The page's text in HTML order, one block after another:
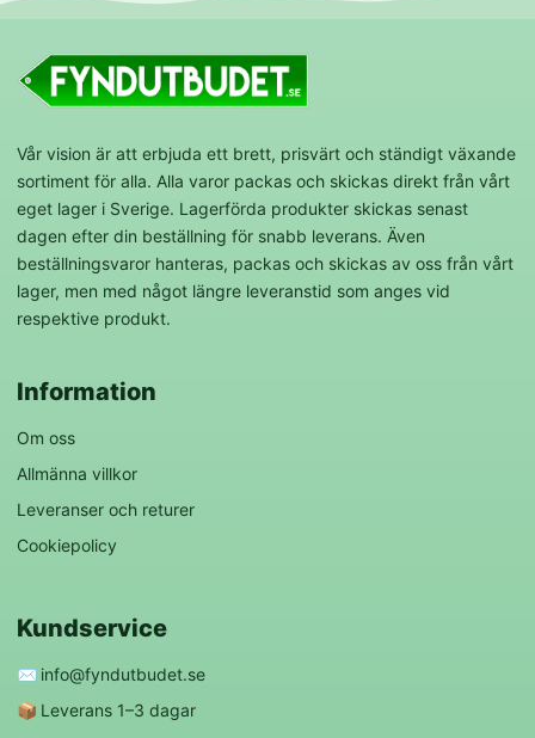
Vår vision är att erbjuda ett brett, prisvärt och ständigt växande
sortiment för alla. Alla varor packas och skickas direkt från vårt
eget lager i Sverige. Lagerförda produkter skickas senast
dagen efter din beställning för snabb leverans. Även
beställningsvaror hanteras, packas och skickas av oss från vårt
lager, men med något längre leveranstid som anges vid
respektive produkt.
Information
Om oss
Allmänna villkor
Leveranser och returer
Cookiepolicy
Kundservice
✉️ info@fyndutbudet.se
📦 Leverans 1–3 dagar